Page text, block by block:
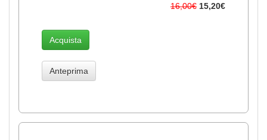
16,00€ 15,20€
Acquista
Anteprima